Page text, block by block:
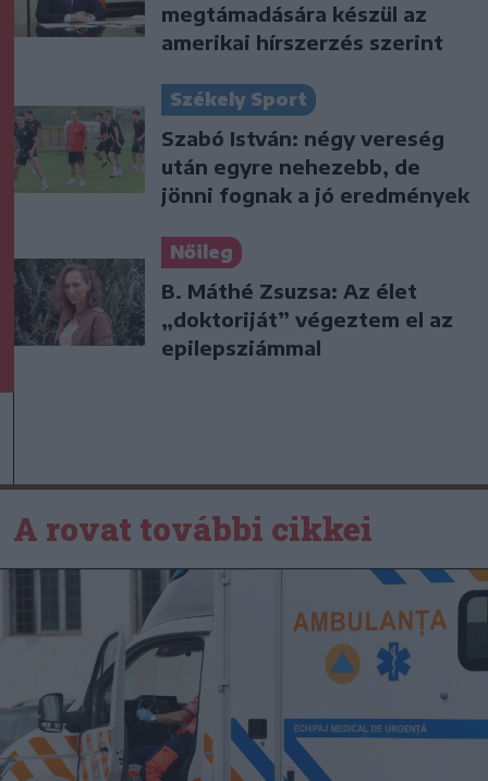
megtámadására készül az
amerikai hírszerzés szerint
Székely Sport
Szabó István: négy vereség
után egyre nehezebb, de
jönni fognak a jó eredmények
Nőileg
B. Máthé Zsuzsa: Az élet
„doktoriját” végeztem el az
epilepsziámmal
A rovat további cikkei